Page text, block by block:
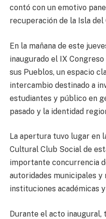
contó con un emotivo
recuperación de la Isla
En la mañana de este
inaugurado el IX
sus Pueblos, un espacio
intercambio destinado a
estudiantes y público en
pasado y la identidad
La apertura tuvo lugar en
Cultural Club Social de
importante concurrencia
autoridades municipales
instituciones académicas
Durante el acto inaugural,